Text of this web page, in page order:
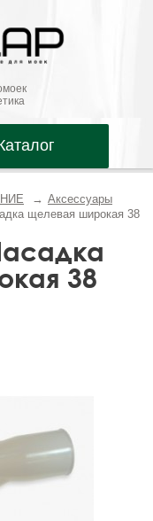
Аксессуары
щелевая широкая 38
38